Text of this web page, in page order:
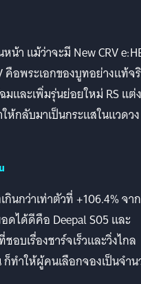
า แม้ว่าจะมี New CRV
คือพระเอกของบูทอย่างแท้จ
มและเพิ่มรุ่นย่อยใหม่ RS แต่ง
ห้กลับมาเป็นกระแสในแวดวง
นกว่าเท่าตัวที่ +106.4% จาก
ดได้ดีคือ Deepal S05 และ
อบเรื่องชาร์จเร็วและวิ่งไกล
ทำให้ผู้คนเลือกจองเป็นจำ